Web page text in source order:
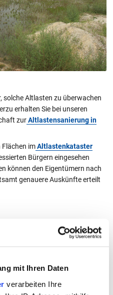
mit Ihren Daten
verarbeiten Ihre
solche Altlasten zu überwachen
erhalten Sie bei unseren
zurAltlastensanierung in
imAltlastenkataster
Bürgern eingesehen
können den Eigentümern nach
genauere Auskünfte erteilt
Formulare im